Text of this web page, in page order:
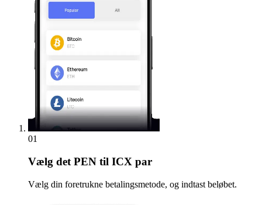
01
Vælg det PEN til ICX par
Vælg din foretrukne betalingsmetode, og indtast beløbet.